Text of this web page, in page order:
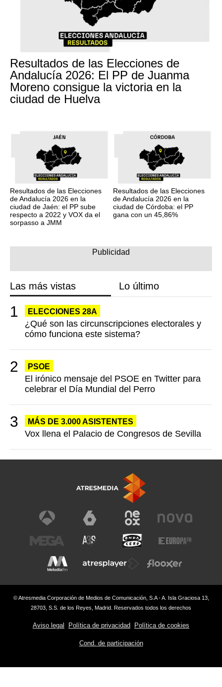
Resultados de las Elecciones de
Andalucía 2026: El PP de Juanma
Moreno consigue la victoria en la
ciudad de Huelva
Resultados de las Elecciones
de Andalucía 2026 en la
ciudad de Jaén: el PP sube
respecto a 2022 y VOX da el
sorpasso a JMM
Resultados de las Elecciones
de Andalucía 2026 en la
ciudad de Córdoba: el PP
gana con un 45,86%
Las más vistas Lo último
ELECCIONES 28A
¿Qué son las circunscripciones electorales y
cómo funciona este sistema?
PSOE
El irónico mensaje del PSOE en Twitter para
celebrar el Día Mundial del Perro
MÁS DE 3.000 ASISTENTES
Vox llena el Palacio de Congresos de Sevilla
© Atresmedia Corporación de Medios de Comunicación, S.A - A. Isla Graciosa 13,
28703, S.S. de los Reyes, Madrid. Reservados todos los derechos
Aviso legal Política de privacidad Política de cookies
Cond. de participación